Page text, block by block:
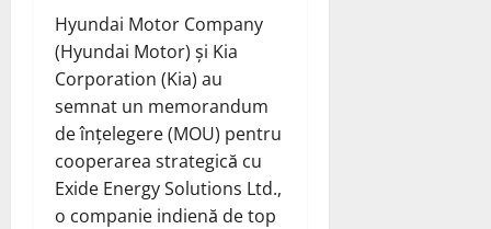
Hyundai Motor Company
(Hyundai Motor) și Kia
Corporation (Kia) au
semnat un memorandum
de înțelegere (MOU) pentru
cooperarea strategică cu
Exide Energy Solutions Ltd.,
o companie indienă de top